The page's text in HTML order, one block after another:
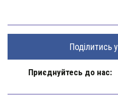
Поділитись у
Приєднуйтесь до нас: